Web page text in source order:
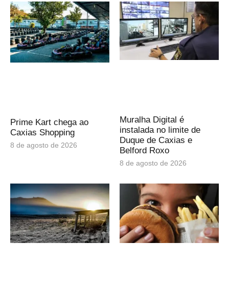
Prime Kart chega ao
Caxias Shopping
8 de agosto de 2026
Muralha Digital é
instalada no limite de
Duque de Caxias e
Belford Roxo
8 de agosto de 2026